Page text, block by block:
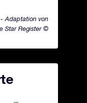
Adaptation von
Star Register ©